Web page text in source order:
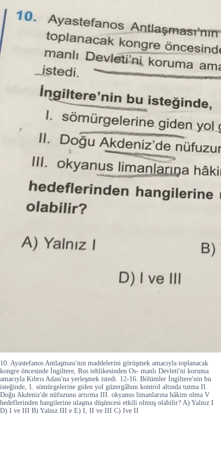
10. Ayastefanos Antlaşması'nın maddelerini görüşmek amacıyla toplanacak
kongre öncesinde İngiltere, Rus tehlikesinden Os- manlı Devleti'ni koruma
amacıyla Kıbrıs Adası'na yerleşmek istedi. 12-16. Bölümler İngiltere'nin bu
isteğinde, 1. sömürgelerine giden yol güzergâhını kontrol altında tutma II.
Doğu Akdeniz'de nüfuzunu artırma III. okyanus limanlarına hâkim olma V
hedeflerinden hangilerine ulaşma düşüncesi etkili olmuş olabilir? A) Yalnız I
D) I ve III B) Yalnız III e E) I, II ve III C) Ive II